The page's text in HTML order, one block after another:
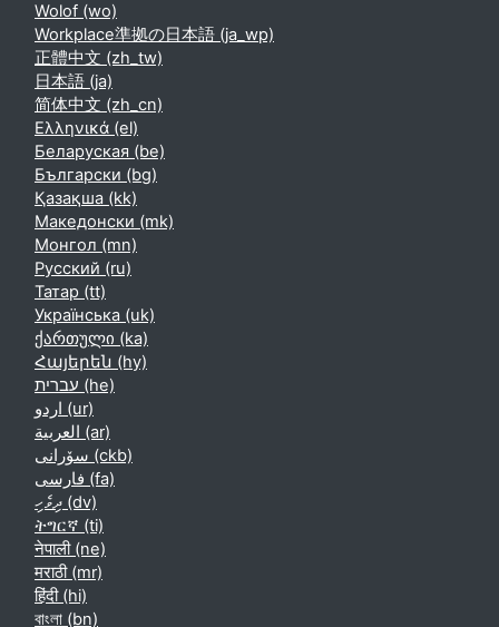
Wolof ‎(wo)‎
Workplace準拠の日本語 ‎(ja_wp)‎
正體中文 ‎(zh_tw)‎
日本語 ‎(ja)‎
简体中文 ‎(zh_cn)‎
Ελληνικά ‎(el)‎
Беларуская ‎(be)‎
Български ‎(bg)‎
Қазақша ‎(kk)‎
Македонски ‎(mk)‎
Монгол ‎(mn)‎
Русский ‎(ru)‎
Татар ‎(tt)‎
Українська ‎(uk)‎
ქართული ‎(ka)‎
Հայերեն ‎(hy)‎
עברית ‎(he)‎
اردو ‎(ur)‎
العربية ‎(ar)‎
سۆرانی ‎(ckb)‎
فارسی ‎(fa)‎
ދިވެހި ‎(dv)‎
ትግርኛ ‎(ti)‎
नेपाली ‎(ne)‎
मराठी ‎(mr)‎
हिंदी ‎(hi)‎
বাংলা ‎(bn)‎